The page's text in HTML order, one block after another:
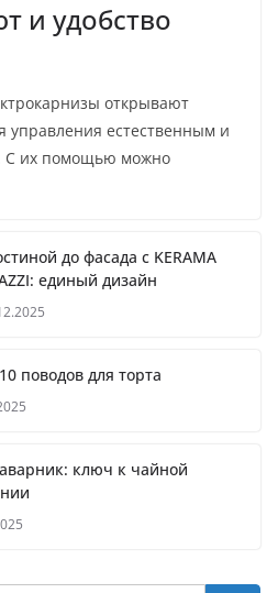
и удобство
открывают
управления естественным и
С их помощью можно
до фасада с KERAMA
единый дизайн
поводов для торта
ключ к чайной